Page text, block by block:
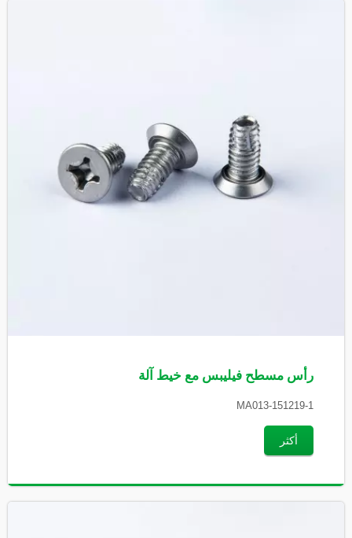
رأس مسطح فيليبس مع خيط آلة
MA013-151219-1
أكثر